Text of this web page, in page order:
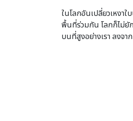
ในโลกอันเปลี่ยวเหงาใ
พื้นที่ร่วมกัน โลกก็ไม่ยัก
บนที่สูงอย่างเรา ลงจา